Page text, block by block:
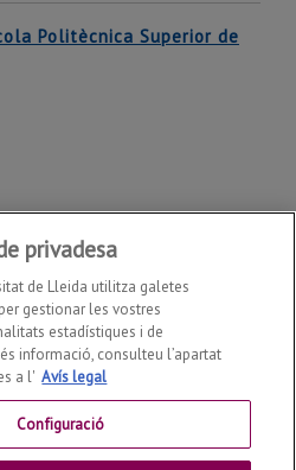
Politècnica Superior de
Informàtica i Disseny Digital
27 55
privadesa
de Lleida utilitza galetes
gestionar les vostres
estadístiques i de
informació, consulteu l’apartat
a l' Avís legal
Configuració